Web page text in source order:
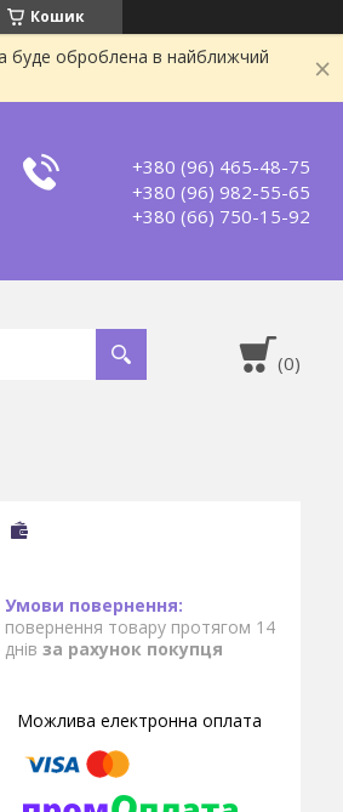
Кошик
буде оброблена в найближчий
+380 (96) 465-48-75
+380 (96) 982-55-65
+380 (66) 750-15-92
повернення товару протягом 14
днів за рахунок покупця